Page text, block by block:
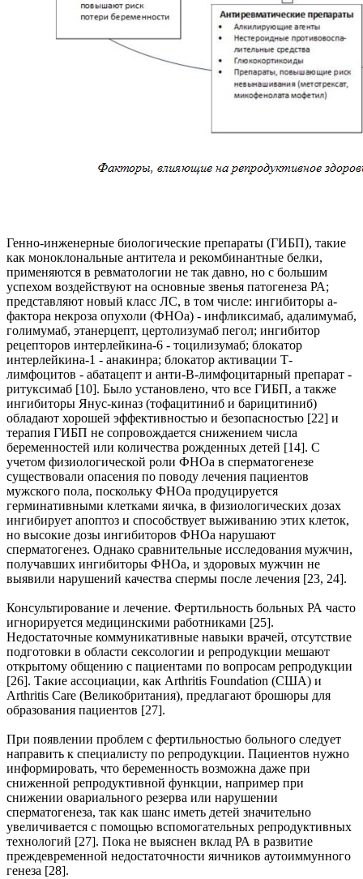
Генно-инженерные биологические препараты (ГИБП), такие
как моноклональные антитела и рекомбинантные белки,
применяются в ревматологии не так давно, но с большим
успехом воздействуют на основные звенья патогенеза РА;
представляют новый класс ЛС, в том числе: ингибиторы a-
фактора некроза опухоли (ФНОа) - инфликсимаб, адалимумаб,
голимумаб, этанерцепт, цертолизумаб пегол; ингибитор
рецепторов интерлейкина-6 - тоцилизумаб; блокатор
интерлейкина-1 - анакинра; блокатор активации Т-
лимфоцитов - абатацепт и анти-В-лимфоцитарный препарат -
ритуксимаб [10]. Было установлено, что все ГИБП, а также
ингибиторы Янус-киназ (тофацитиниб и барицитиниб)
обладают хорошей эффективностью и безопасностью [22] и
терапия ГИБП не сопровождается снижением числа
беременностей или количества рожденных детей [14]. С
учетом физиологической роли ФНОа в сперматогенезе
существовали опасения по поводу лечения пациентов
мужского пола, поскольку ФНОа продуцируется
герминативными клетками яичка, в физиологических дозах
ингибирует апоптоз и способствует выживанию этих клеток,
но высокие дозы ингибиторов ФНОа нарушают
сперматогенез. Однако сравнительные исследования мужчин,
получавших ингибиторы ФНОа, и здоровых мужчин не
выявили нарушений качества спермы после лечения [23, 24].
Консультирование и лечение. Фертильность больных РА часто
игнорируется медицинскими работниками [25].
Недостаточные коммуникативные навыки врачей, отсутствие
подготовки в области сексологии и репродукции мешают
открытому общению с пациентами по вопросам репродукции
[26]. Такие ассоциации, как Arthritis Foundation (США) и
Arthritis Care (Великобритания), предлагают брошюры для
образования пациентов [27].
При появлении проблем с фертильностью больного следует
направить к специалисту по репродукции. Пациентов нужно
информировать, что беременность возможна даже при
сниженной репродуктивной функции, например при
снижении овариального резерва или нарушении
сперматогенеза, так как шанс иметь детей значительно
увеличивается с помощью вспомогательных репродуктивных
технологий [27]. Пока не выяснен вклад РА в развитие
преждевременной недостаточности яичников аутоиммунного
генеза [28].